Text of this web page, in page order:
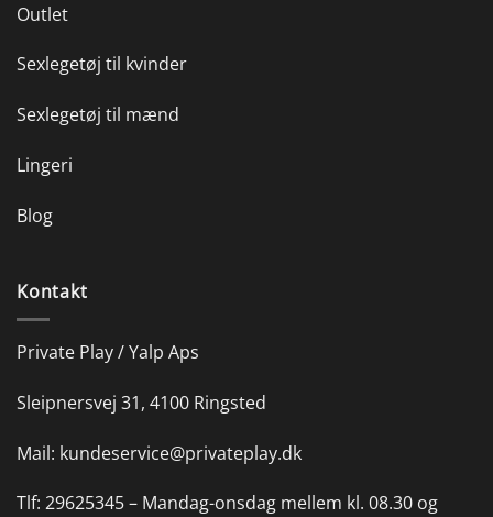
Outlet
Sexlegetøj til kvinder
Sexlegetøj til mænd
Lingeri
Blog
Kontakt
Private Play / Yalp Aps
Sleipnersvej 31, 4100 Ringsted
Mail: kundeservice@privateplay.dk
Tlf: 29625345 – Mandag-onsdag mellem kl. 08.30 og